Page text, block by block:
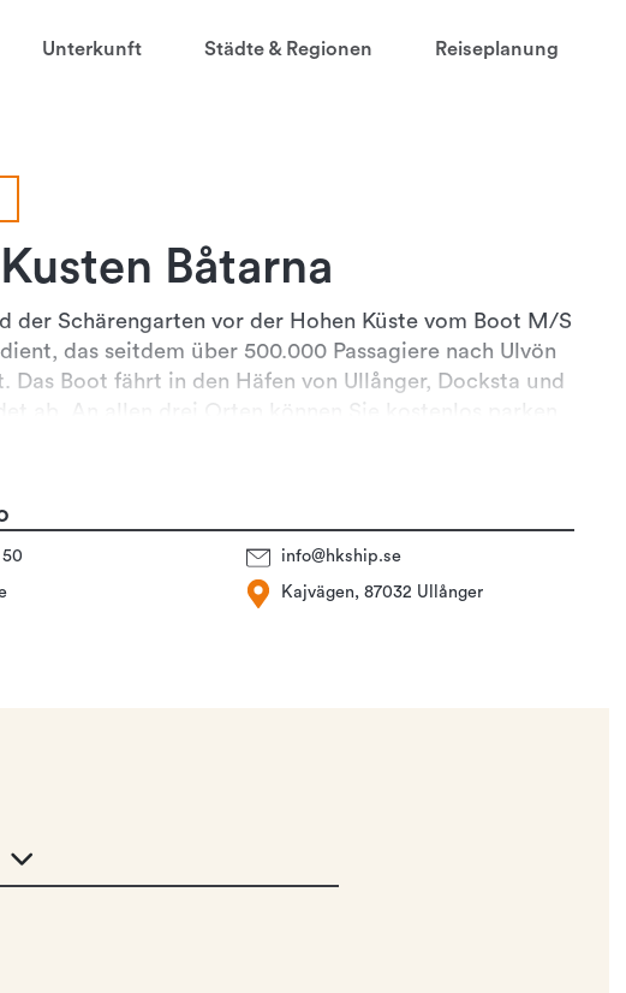
Unterkunft Städte & Regionen Reiseplanung
Båtarna
der Schärengarten vor der Hohen Küste vom Boot M/S
das seitdem über 500.000 Passagiere nach Ulvön
Das Boot fährt in den Häfen von Ullånger, Docksta und
ab. An allen drei Orten können Sie kostenlos parken.
Weiterlesen
50
info@hkship.se
Kajvägen, 87032 Ullånger